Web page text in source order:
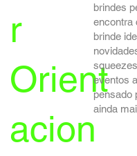
r
Orient
acion
brindes
encontra
brinde
eventos
pensado
ainda